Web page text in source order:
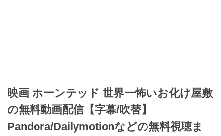
映画 ホーンテッド 世界一怖いお化け屋敷
の無料動画配信【字幕/吹替】
Pandora/Dailymotionなどの無料視聴ま